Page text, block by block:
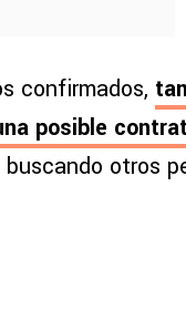
confirmados,
posible
otros